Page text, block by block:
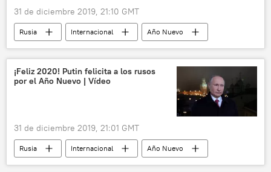
31 de diciembre 2019, 21:10 GMT
Rusia Internacional
Año Nuevo
Moscú
noticias
¡Feliz 2020! Putin felicita a los rusos
por el Año Nuevo | Vídeo
31 de diciembre 2019, 21:01 GMT
Rusia Internacional
Año Nuevo
discurso
presidente
Vladímir Putin